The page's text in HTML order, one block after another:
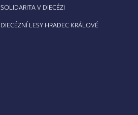
SOLIDARITA V DIECÉZI
DIECÉZNÍ LESY HRADEC KRÁLOVÉ